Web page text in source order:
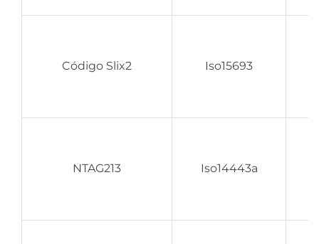
Código Slix2 Iso15693
NTAG213 Iso14443a